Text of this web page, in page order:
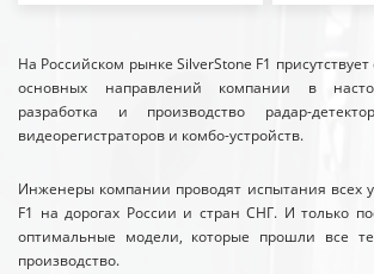
На Российском рынке SilverStone F1
основных направлений компании в
разработка и производство радар-
видеорегистраторов и комбо-устройств.
Инженеры компании проводят испытания всех
F1 на дорогах России и стран СНГ. И только
оптимальные модели, которые прошли все
производство.